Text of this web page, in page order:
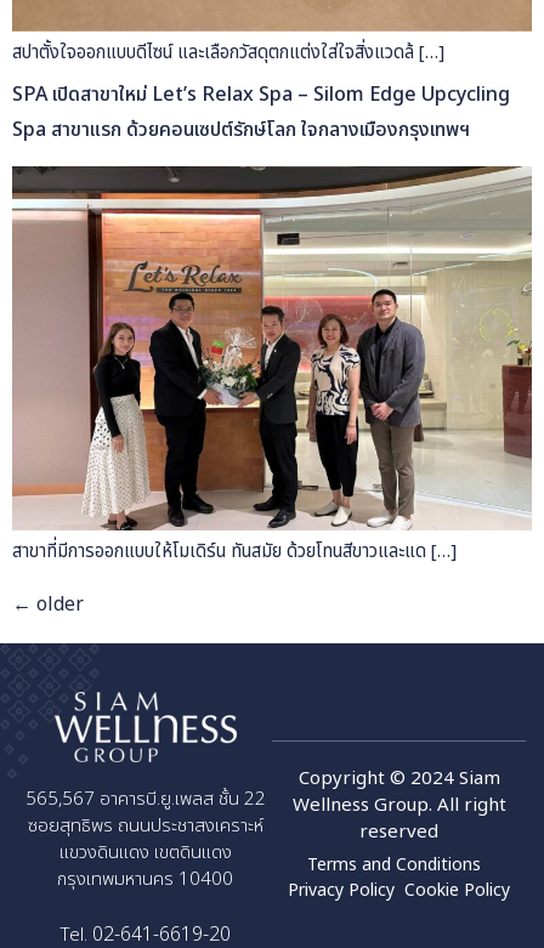
สปาตั้งใจออกแบบดีไซน์ และเลือกวัสดุตกแต่งใส่ใจสิ่งแวดล้ […]
SPA เปิดสาขาใหม่ Let’s Relax Spa – Silom Edge Upcycling
Spa สาขาแรก ด้วยคอนเซปต์รักษ์โลก ใจกลางเมืองกรุงเทพฯ
สาขาที่มีการออกแบบให้โมเดิร์น ทันสมัย ด้วยโทนสีขาวและแด […]
← older
565,567 อาคารบี.ยู.เพลส ชั้น 22
ซอยสุทธิพร ถนนประชาสงเคราะห์
แขวงดินแดง เขตดินแดง
กรุงเทพมหานคร 10400
Tel. 02-641-6619-20
Copyright © 2024 Siam
Wellness Group. All right
reserved
Terms and Conditions
Privacy Policy Cookie Policy